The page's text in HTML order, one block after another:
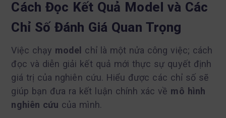
Cách Đọc Kết Quả Model và Các
Chỉ Số Đánh Giá Quan Trọng
Việc chạy model chỉ là một nửa công việc; cách
đọc và diễn giải kết quả mới thực sự quyết định
giá trị của nghiên cứu. Hiểu được các chỉ số sẽ
giúp bạn đưa ra kết luận chính xác về mô hình
nghiên cứu của mình.